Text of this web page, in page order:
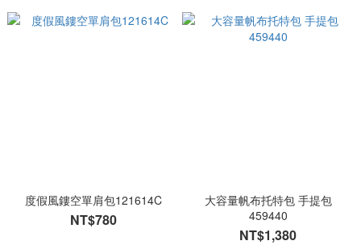
度假風鏤空單肩包121614C
NT$780
大容量帆布托特包 手提包
459440
NT$1,380